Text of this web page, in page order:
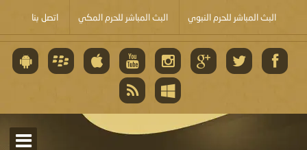
البث المباشر للحرم النبوي البث المباشر للحرم المكي اتصل بنا